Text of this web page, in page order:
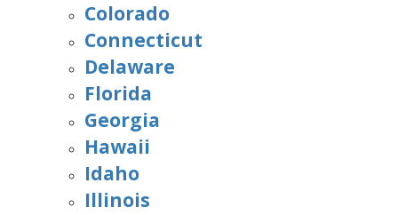
Colorado
Connecticut
Delaware
Florida
Georgia
Hawaii
Idaho
Illinois